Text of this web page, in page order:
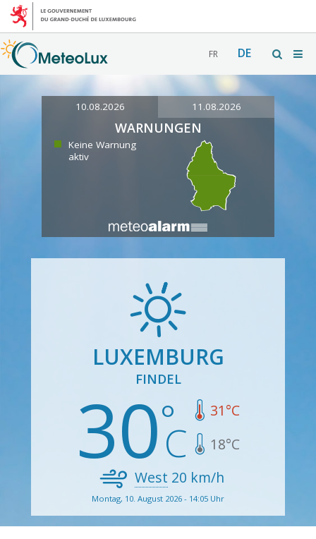
FR DE
10.08.2026 11.08.2026
WARNUNGEN
Keine Warnung
aktiv
LUXEMBURG
FINDEL
30 31°C
18°C
West 20 km/h
Montag, 10. August 2026 - 14:05 Uhr